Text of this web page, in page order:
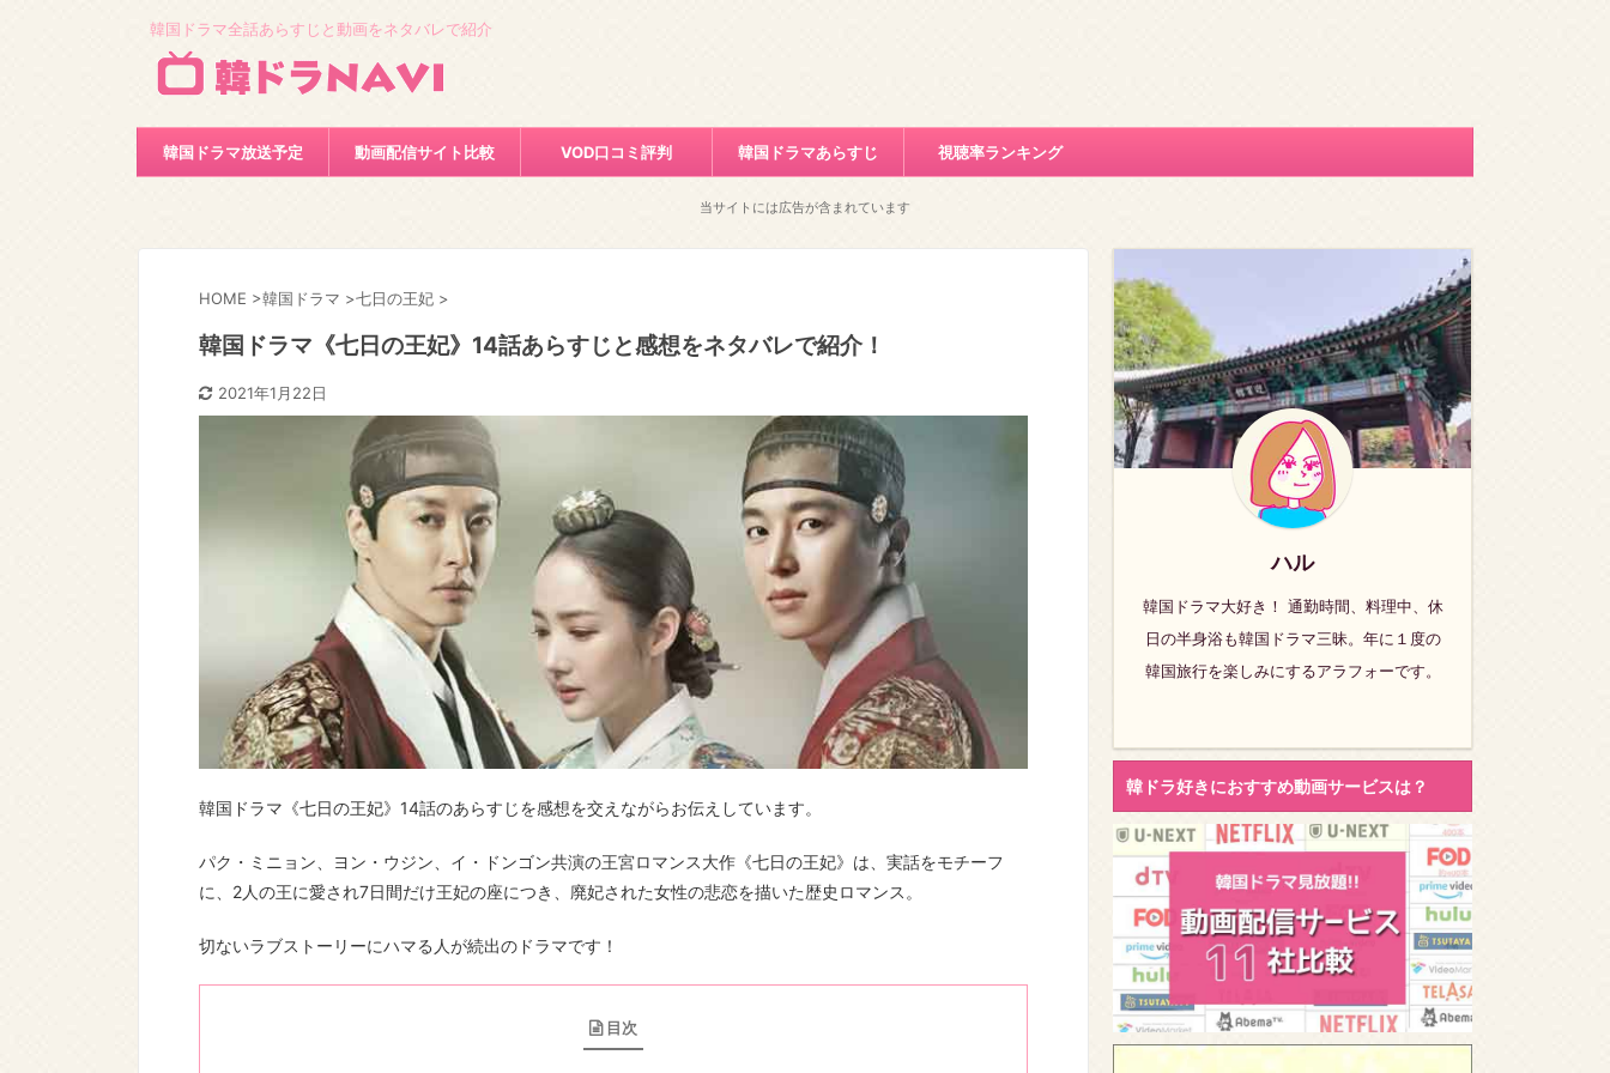
韓国ドラマ全話あらすじと動画をネタバレで紹介
韓国ドラマ放送予定 動画配信サイト比較 VOD口コミ評判 韓国ドラマあらすじ 視聴率ランキング
当サイトには広告が含まれています
HOME >韓国ドラマ >七日の王妃 >
韓国ドラマ《七日の王妃》14話あらすじと感想をネタバレで紹介！
2021年1月22日
韓国ドラマ《七日の王妃》14話のあらすじを感想を交えながらお伝えしています。
パク・ミニョン、ヨン・ウジン、イ・ドンゴン共演の王宮ロマンス大作《七日の王妃》は、実話をモチーフ
に、2人の王に愛され7日間だけ王妃の座につき、廃妃された女性の悲恋を描いた歴史ロマンス。
切ないラブストーリーにハマる人が続出のドラマです！
目次
ハル
韓国ドラマ大好き！ 通勤時間、料理中、休
日の半身浴も韓国ドラマ三昧。年に１度の
韓国旅行を楽しみにするアラフォーです。
韓ドラ好きにおすすめ動画サービスは？